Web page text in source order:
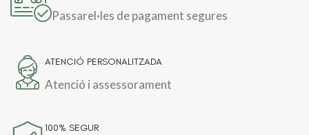
Passarel·les de pagament segures
ATENCIÓ PERSONALITZADA
Atenció i assessorament
100% SEGUR